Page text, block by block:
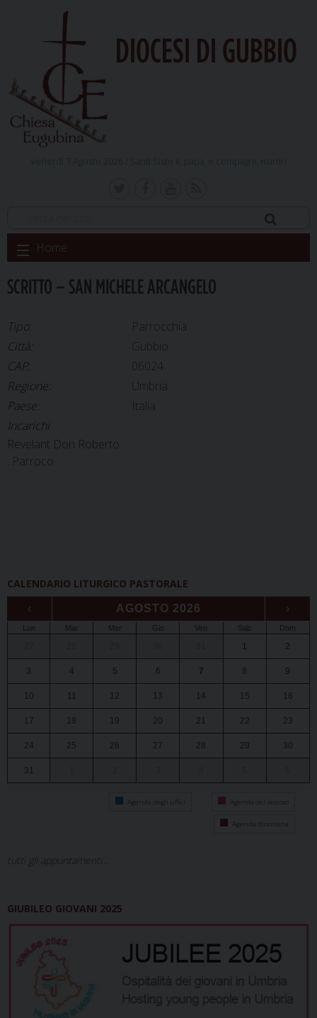
DIOCESI DI GUBBIO
Skip
to
Home
SCRITTO – SAN MICHELE ARCANGELO
Tipo:
Parrocchia
Città:
Gubbio
CAP:
06024
Regione:
Umbria
Paese:
Italia
Incarichi
Revelant Don Roberto
: Parroco
CALENDARIO LITURGICO PASTORALE
‹ AGOSTO 2026 ›
Lun Mar Mer Gio Ven Sab Dom
1 2
3 4 5 6 7 8 9
10 11 12 13 14 15 16
17 18 19 20 21 22 23
24 25 26 27 28 29 30
31
Agenda degli uffici Agenda del vescovo
Agenda diocesana
tutti gli appuntamenti...
GIUBILEO GIOVANI 2025